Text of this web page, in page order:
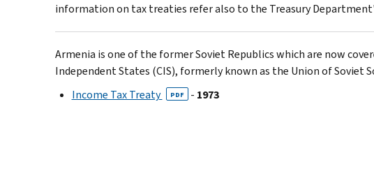
information on tax treaties refer also to the Treasury
Armenia is one of the former Soviet Republics which are now
Independent States (CIS), formerly known as the Union of Soviet
Income Tax Treaty
PDF - 1973